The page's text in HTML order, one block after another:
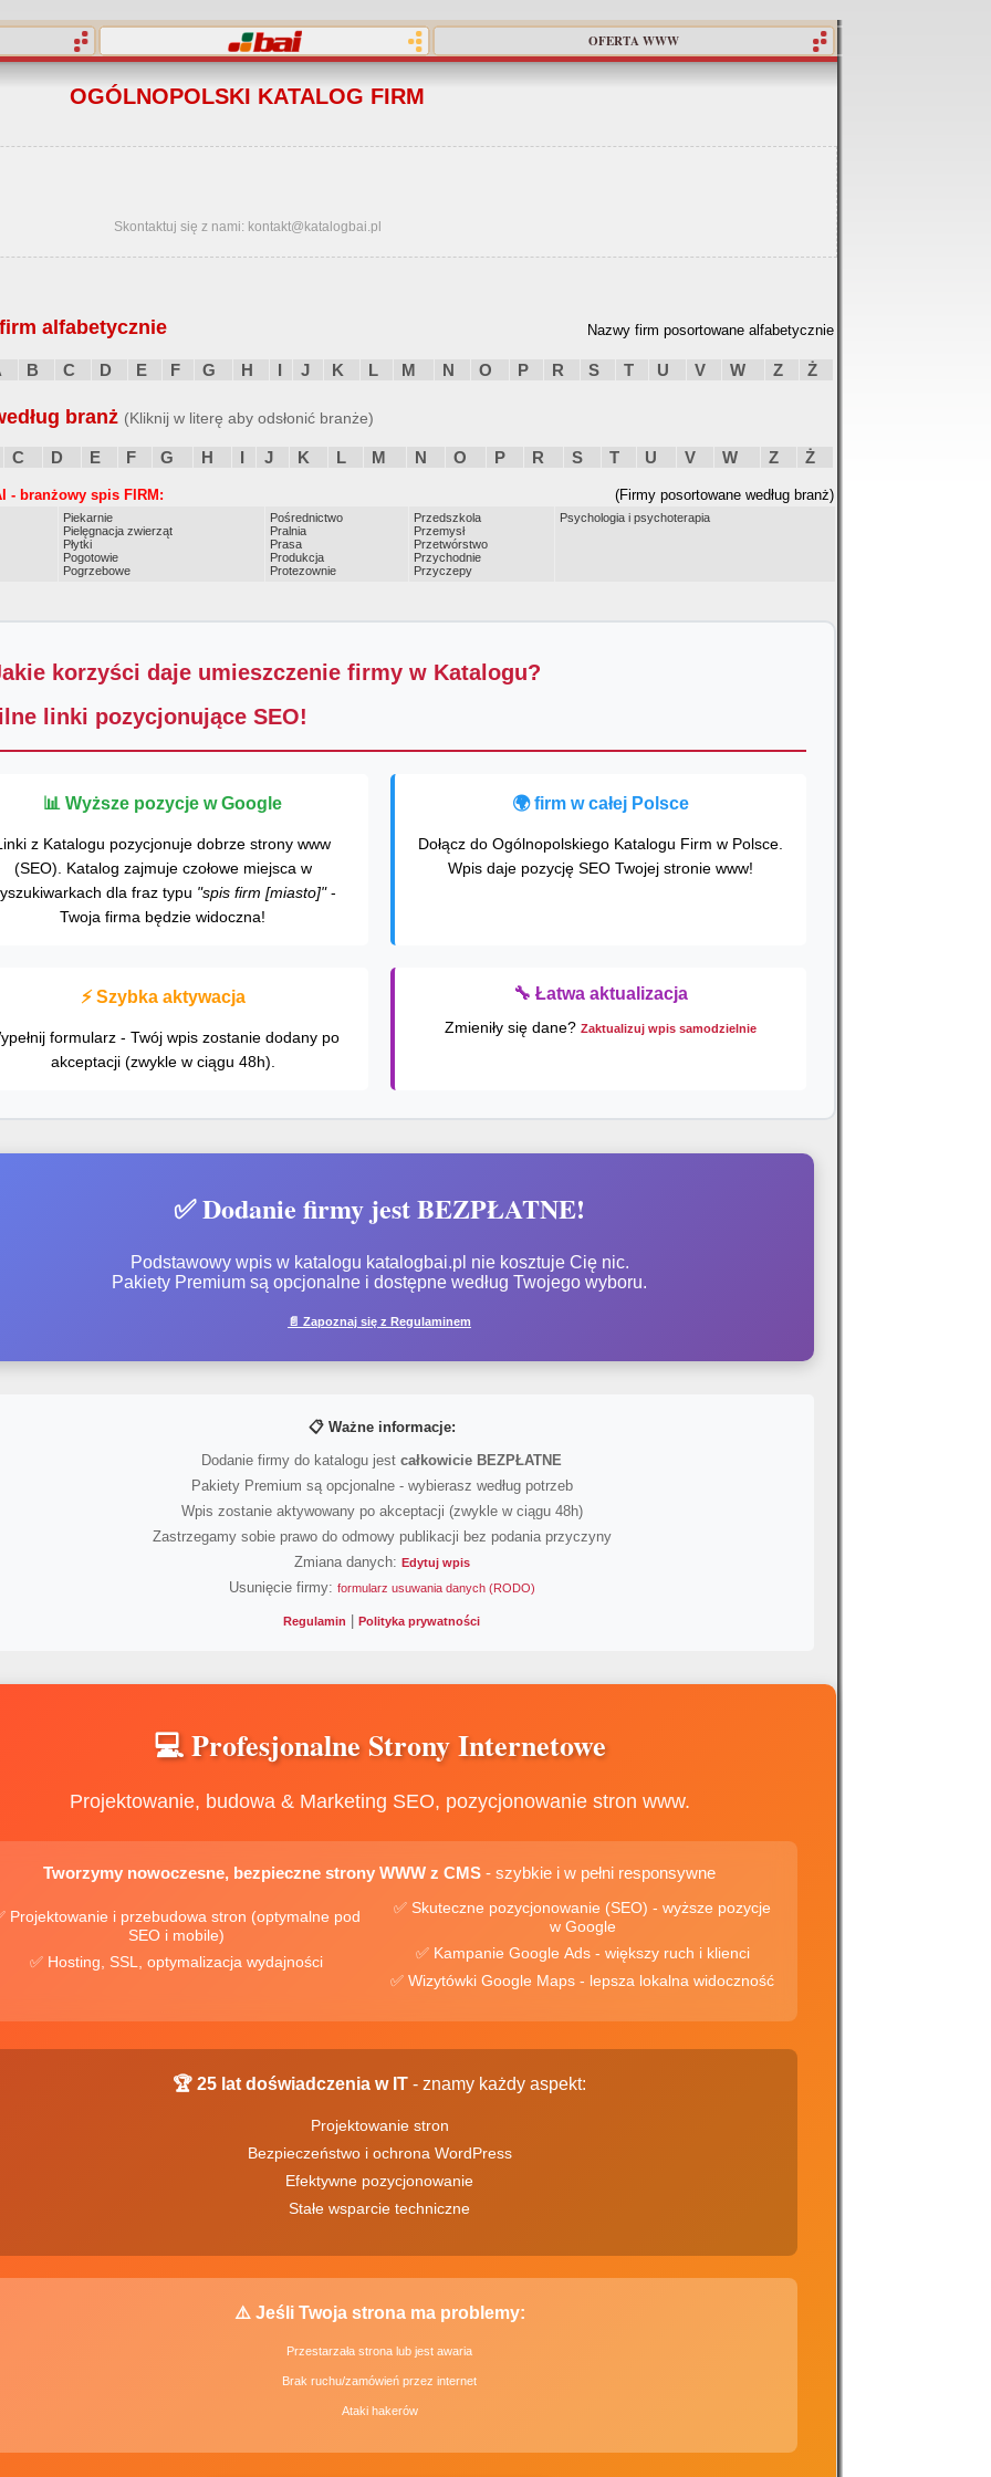
OFERTA WWW
OGÓLNOPOLSKI KATALOG FIRM
Skontaktuj się z nami: kontakt@katalogbai.pl
alfabetycznie Nazwy firm posortowane alfabetycznie
B C D E F G H I J K L M N O P R S T U V W Z Ż
branż (Kliknij w literę aby odsłonić branże)
C D E F G H I J K L M N O P R S T U V W Z Ż
- branżowy spis FIRM: (Firmy posortowane według branż)
Piekarnie
Pielęgnacja zwierząt
Płytki
Pogotowie
Pogrzebowe
Pośrednictwo
Pralnia
Prasa
Produkcja
Protezownie
Przedszkola
Przemysł
Przetwórstwo
Przychodnie
Przyczepy
Psychologia i psychoterapia
korzyści daje umieszczenie firmy w Katalogu?
linki pozycjonujące SEO!
📊 Wyższe pozycje w Google
z Katalogu pozycjonuje dobrze strony www
(SEO). Katalog zajmuje czołowe miejsca w
dla fraz typu "spis firm [miasto]"-
Twoja firma będzie widoczna!
🌍firm w całej Polsce
Dołącz do Ogólnopolskiego Katalogu Firm w Polsce.
Wpis daje pozycję SEO Twojej stronie www!
⚡ Szybka aktywacja
formularz - Twój wpis zostanie dodany po
akceptacji (zwykle w ciągu 48h).
🔧 Łatwa aktualizacja
Zmieniły się dane? Zaktualizuj wpis samodzielnie
✅ Dodanie firmy jest BEZPŁATNE!
Podstawowy wpis w katalogu katalogbai.pl nie kosztuje Cię nic.
Pakiety Premium są opcjonalne i dostępne według Twojego wyboru.
📄 Zapoznaj się z Regulaminem
📋 Ważne informacje:
Dodanie firmy do katalogu jest całkowicie BEZPŁATNE
Pakiety Premium są opcjonalne - wybierasz według potrzeb
Wpis zostanie aktywowany po akceptacji (zwykle w ciągu 48h)
Zastrzegamy sobie prawo do odmowy publikacji bez podania przyczyny
Zmiana danych: Edytuj wpis
Usunięcie firmy: formularz usuwania danych (RODO)
Regulamin Polityka prywatności
💻 Profesjonalne Strony Internetowe
Projektowanie, budowa & Marketing SEO, pozycjonowanie stron www.
Tworzymy nowoczesne, bezpieczne strony WWW z CMS - szybkie i w pełni responsywne
Projektowanie i przebudowa stron (optymalne pod
SEO i mobile)
✅ Hosting, SSL, optymalizacja wydajności
✅ Skuteczne pozycjonowanie (SEO) - wyższe pozycje
w Google
✅ Kampanie Google Ads - większy ruch i klienci
✅ Wizytówki Google Maps - lepsza lokalna widoczność
🏆 25 lat doświadczenia w IT - znamy każdy aspekt:
Projektowanie stron
Bezpieczeństwo i ochrona WordPress
Efektywne pozycjonowanie
Stałe wsparcie techniczne
⚠️ Jeśli Twoja strona ma problemy:
Przestarzała strona lub jest awaria
Brak ruchu/zamówień przez internet
Ataki hakerów